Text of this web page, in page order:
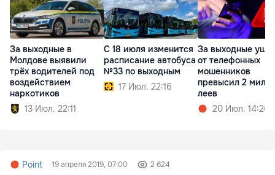
За выходные в
Молдове выявили
трёх водителей под
воздействием
наркотиков
13 Июл. 22:11
С 18 июля изменится
расписание автобуса
№33 по выходным
17 Июл. 22:16
За выходные
от телефонных
мошенников
превысил 2
леев
20 Июл. 14:26
Point 19 апреля 2019, 07:00 2 624